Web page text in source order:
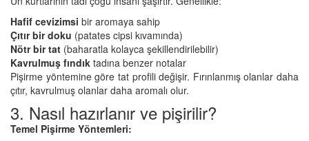
Hafif cevizimsi bir aromaya sahip
Çıtır bir doku (patates cipsi kıvamında)
Nötr bir tat (baharatla kolayca şekillendirilebilir)
Kavrulmuş fındık tadına benzer notalar
Pişirme yöntemine göre tat profili değişir. Fırınlanmış olanlar daha
çıtır, kavrulmuş olanlar daha aromalı olur.
3. Nasıl hazırlanır ve pişirilir?
Temel Pişirme Yöntemleri: